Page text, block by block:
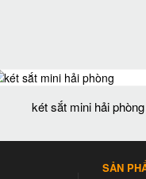
két sắt mini hải phòng
SẢN